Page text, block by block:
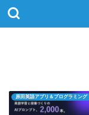
原田英語アプリ＆プログラミング